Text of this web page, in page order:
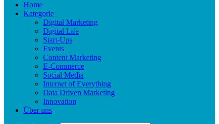
Home
Kategorie
Digital Marketing
Digital Life
Start-Ups
Events
Content Marketing
E-Commerce
Social Media
Internet of Everything
Data Driven Marketing
Innovation
Über uns